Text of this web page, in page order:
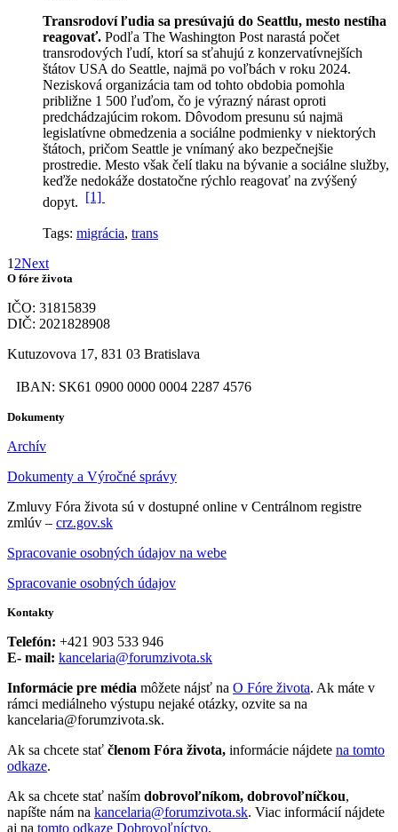
Transrodoví ľudia sa presúvajú do Seattlu, mesto nestíha
reagovať. Podľa The Washington Post narastá počet
transrodových ľudí, ktorí sa sťahujú z konzervatívnejších
štátov USA do Seattle, najmä po voľbách v roku 2024.
Nezisková organizácia tam od tohto obdobia pomohla
približne 1 500 ľuďom, čo je výrazný nárast oproti
predchádzajúcim rokom. Dôvodom presunu sú najmä
legislatívne obmedzenia a sociálne podmienky v niektorých
štátoch, pričom Seattle je vnímaný ako bezpečnejšie
prostredie. Mesto však čelí tlaku na bývanie a sociálne služby,
keďže nedokáže dostatočne rýchlo reagovať na zvýšený
dopyt. [1]
Tags: migrácia, trans
1 2Next
O fóre života
IČO: 31815839
DIČ: 2021828908
Kutuzovova 17, 831 03 Bratislava
IBAN: SK61 0900 0000 0004 2287 4576
Dokumenty
Archív
Dokumenty a Výročné správy
Zmluvy Fóra života sú v dostupné online v Centrálnom registre
zmlúv – crz.gov.sk
Spracovanie osobných údajov na webe
Spracovanie osobných údajov
Kontakty
Telefón: +421 903 533 946
E- mail: kancelaria@forumzivota.sk
Informácie pre média môžete nájsť na O Fóre života. Ak máte v
rámci mediálneho výstupu nejaké otázky, ozvite sa na
kancelaria@forumzivota.sk.
Ak sa chcete stať členom Fóra života, informácie nájdete na tomto
odkaze.
Ak sa chcete stať naším dobrovoľníkom, dobrovoľníčkou,
napíšte nám na kancelaria@forumzivota.sk. Viac informácií nájdete
aj na tomto odkaze Dobrovoľníctvo.